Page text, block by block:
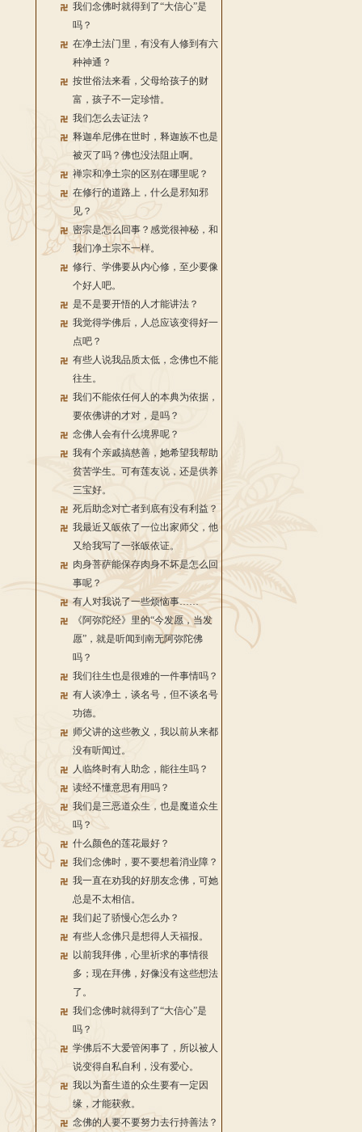
我们念佛时就得到了“大信心”是
吗？
在净土法门里，有没有人修到有六
种神通？
按世俗法来看，父母给孩子的财
富，孩子不一定珍惜。
我们怎么去证法？
释迦牟尼佛在世时，释迦族不也是
被灭了吗？佛也没法阻止啊。
禅宗和净土宗的区别在哪里呢？
在修行的道路上，什么是邪知邪
见？
密宗是怎么回事？感觉很神秘，和
我们净土宗不一样。
修行、学佛要从内心修，至少要像
个好人吧。
是不是要开悟的人才能讲法？
我觉得学佛后，人总应该变得好一
点吧？
有些人说我品质太低，念佛也不能
往生。
我们不能依任何人的本典为依据，
要依佛讲的才对，是吗？
念佛人会有什么境界呢？
我有个亲戚搞慈善，她希望我帮助
贫苦学生。可有莲友说，还是供养
三宝好。
死后助念对亡者到底有没有利益？
我最近又皈依了一位出家师父，他
又给我写了一张皈依证。
肉身菩萨能保存肉身不坏是怎么回
事呢？
有人对我说了一些烦恼事……
《阿弥陀经》里的“今发愿，当发
愿”，就是听闻到南无阿弥陀佛
吗？
我们往生也是很难的一件事情吗？
有人谈净土，谈名号，但不谈名号
功德。
师父讲的这些教义，我以前从来都
没有听闻过。
人临终时有人助念，能往生吗？
读经不懂意思有用吗？
我们是三恶道众生，也是魔道众生
吗？
什么颜色的莲花最好？
我们念佛时，要不要想着消业障？
我一直在劝我的好朋友念佛，可她
总是不太相信。
我们起了骄慢心怎么办？
有些人念佛只是想得人天福报。
以前我拜佛，心里祈求的事情很
多；现在拜佛，好像没有这些想法
了。
我们念佛时就得到了“大信心”是
吗？
学佛后不大爱管闲事了，所以被人
说变得自私自利，没有爱心。
我以为畜生道的众生要有一定因
缘，才能获救。
念佛的人要不要努力去行持善法？